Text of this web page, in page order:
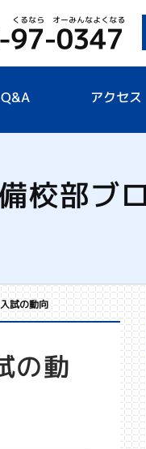
アクセス
校部ブ
試の動向
の動